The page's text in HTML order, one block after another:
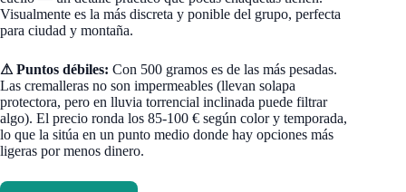
Visualmente es la más discreta y ponible del grupo, perfecta
para ciudad y montaña.
⚠ Puntos débiles: Con 500 gramos es de las más pesadas.
Las cremalleras no son impermeables (llevan solapa
protectora, pero en lluvia torrencial inclinada puede filtrar
algo). El precio ronda los 85-100 € según color y temporada,
lo que la sitúa en un punto medio donde hay opciones más
ligeras por menos dinero.